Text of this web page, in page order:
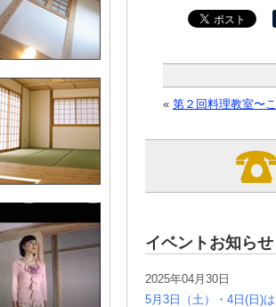
« 第２回料理教室〜
イベントお知らせ
2025年04月30日
5月3日（土）・4日(日)